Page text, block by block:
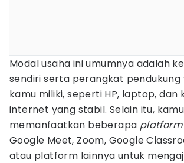
Modal usaha ini umumnya adalah
sendiri serta perangkat pendukung
kamu miliki, seperti HP, laptop, dan
internet yang stabil. Selain itu,
memanfaatkan beberapa platform
Google Meet, Zoom, Google
atau platform lainnya untuk